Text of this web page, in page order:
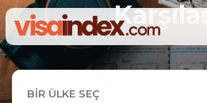
BIR ÜLKE SEÇ